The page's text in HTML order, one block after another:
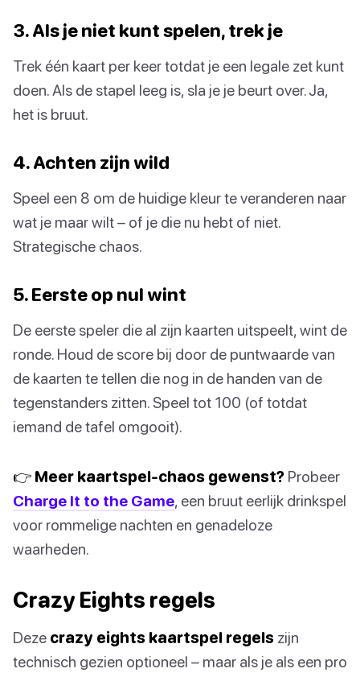
3. Als je niet kunt spelen, trek je
Trek één kaart per keer totdat je een legale zet kunt
doen. Als de stapel leeg is, sla je je beurt over. Ja,
het is bruut.
4. Achten zijn wild
Speel een 8 om de huidige kleur te veranderen naar
wat je maar wilt – of je die nu hebt of niet.
Strategische chaos.
5. Eerste op nul wint
De eerste speler die al zijn kaarten uitspeelt, wint de
ronde. Houd de score bij door de puntwaarde van
de kaarten te tellen die nog in de handen van de
tegenstanders zitten. Speel tot 100 (of totdat
iemand de tafel omgooit).
👉 Meer kaartspel-chaos gewenst? Probeer
Charge It to the Game, een bruut eerlijk drinkspel
voor rommelige nachten en genadeloze
waarheden.
Crazy Eights regels
Deze crazy eights kaartspel regels zijn
technisch gezien optioneel – maar als je als een pro